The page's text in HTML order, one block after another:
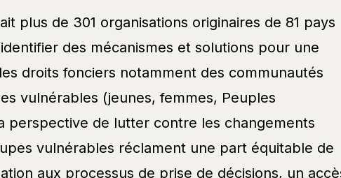
plus de 301 organisations originaires de 81 pays
des mécanismes et solutions pour une
droits fonciers notamment des communautés
vulnérables (jeunes, femmes, Peuples
perspective de lutter contre les changements
vulnérables réclament une part équitable de
aux processus de prise de décisions, un